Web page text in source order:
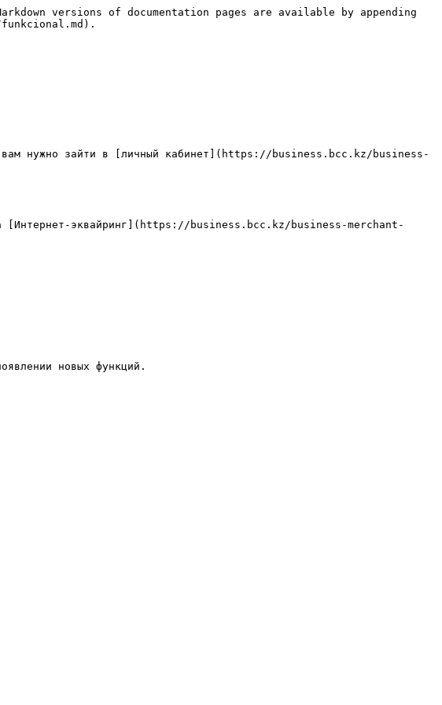
versions of documentation pages are available by appending
вам нужно зайти в [личный кабинет](https://business.bcc.kz/business-
[Интернет-эквайринг](https://business.bcc.kz/business-merchant-
новых функций.